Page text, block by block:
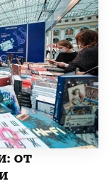
от